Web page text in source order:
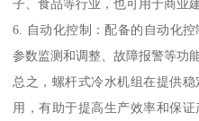
子、食品等行业，也可用于商业
6. 自动化控制：配备的自动化
参数监测和调整、故障报警等功
总之，螺杆式冷水机组在提供
用，有助于提高生产效率和保